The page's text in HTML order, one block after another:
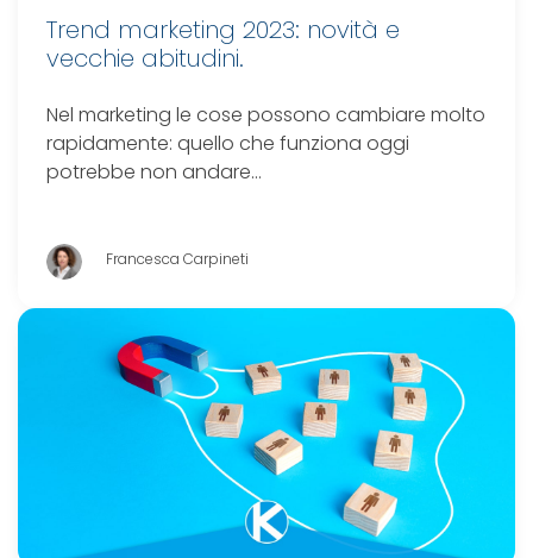
Trend marketing 2023: novità e
vecchie abitudini.
Nel marketing le cose possono cambiare molto
rapidamente: quello che funziona oggi
potrebbe non andare…
Francesca Carpineti